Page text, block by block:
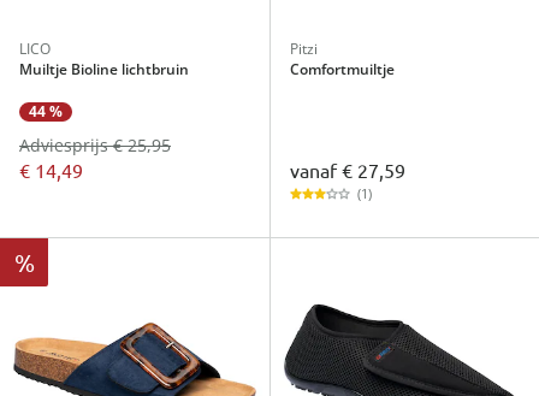
LICO
Muiltje Bioline lichtbruin
44 %
€ 14,49
Adviesprijs € 25,95
Pitzi
Comfortmuiltje
vanaf€ 27,59
(1)
%